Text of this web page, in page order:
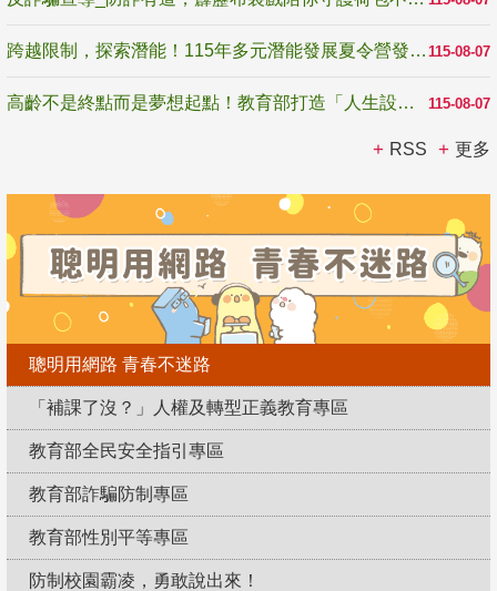
115-08-07
跨越限制，探索潛能！115年多元潛能發展夏令營發掘生命無限可能
115-08-07
高齡不是終點而是夢想起點！教育部打造「人生設計夢工場」 參展第3屆高齡健康產業博覽會
RSS 更多
聰明用網路 青春不迷路
「補課了沒？」人權及轉型正義教育專區
教育部全民安全指引專區
教育部詐騙防制專區
教育部性別平等專區
防制校園霸凌，勇敢說出來！